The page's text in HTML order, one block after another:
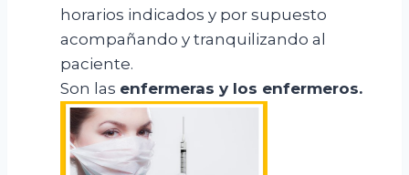
horarios indicados y por supuesto
acompañando y tranquilizando al
paciente.
Son las enfermeras y los enfermeros.